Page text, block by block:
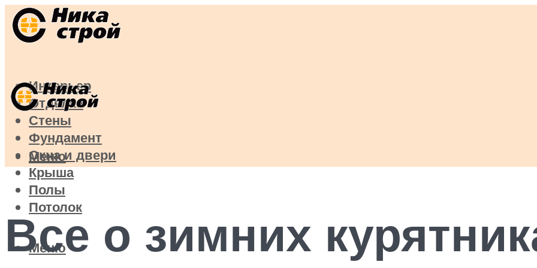
Интерьер
Отделка
Стены
Фундамент
Окна и двери
Крыша
Полы
Потолок
Меню
Меню
Все о зимних